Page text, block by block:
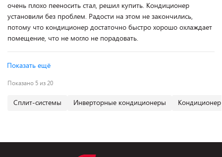
очень плохо пееносить стал, решил купить. Кондиционер
установили без проблем. Радости на этом не закончились,
потому что кондиционер достаточно быстро хорошо охлаждает
помещение, что не могло не порадовать.
Показать ещё
Показано 5 из 20
Сплит-системы Инверторные кондиционеры